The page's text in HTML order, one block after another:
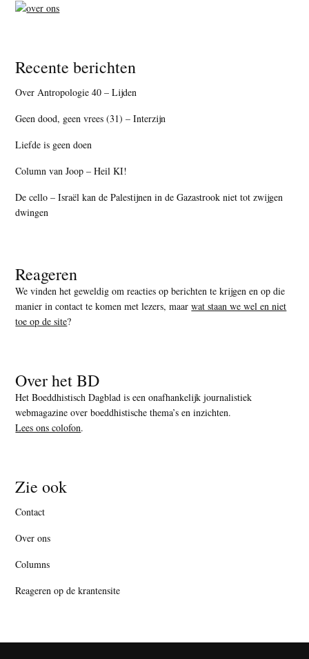
Recente berichten
Over Antropologie 40 – Lijden
Geen dood, geen vrees (31) – Interzijn
Liefde is geen doen
Column van Joop – Heil KI!
De cello – Israël kan de Palestijnen in de Gazastrook niet tot zwijgen
dwingen
Reageren
We vinden het geweldig om reacties op berichten te krijgen en op die
manier in contact te komen met lezers, maarwat staan we wel en niet
toe op de site?
Over het BD
Het Boeddhistisch Dagblad is een onafhankelijk journalistiek
webmagazine over boeddhistische thema’s en inzichten.
Lees ons colofon.
Zie ook
Contact
Over ons
Columns
Reageren op de krantensite